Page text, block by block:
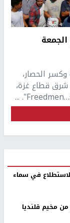
الحصار،
شرق قطاع غزة،
في سماء
مخيم قلنديا